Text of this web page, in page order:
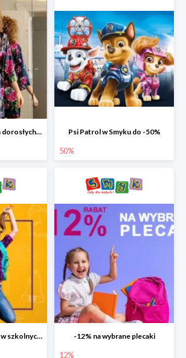
Piżamy i szlafroki dla dorosłych w Smyku do -30% Psi Patrol w Smyku do -50%
50%
Wyprzedaż artykułów szkolnych w Smyku do -80% -12% na wybrane plecaki
12%